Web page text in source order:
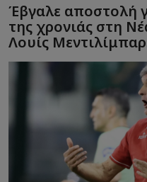
Έβγαλε αποστολή
της χρονιάς στη
Λουίς